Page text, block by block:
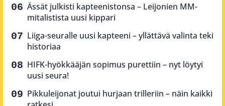
Ässät julkisti kapteenistonsa – Leijonien MM-
mitalistista uusi kippari
Liiga-seuralle uusi kapteeni – yllättävä valinta teki
historiaa
HIFK-hyökkääjän sopimus purettiin – nyt löytyi
uusi seura!
Pikkuleijonat joutui hurjaan trilleriin – näin kaikki